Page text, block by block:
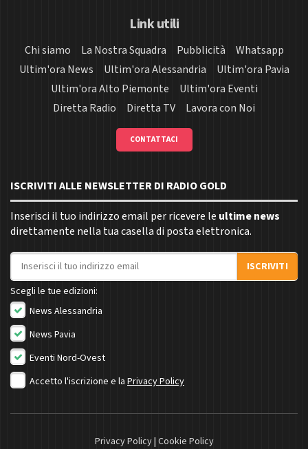
Link utili
Chi siamo La Nostra Squadra Pubblicità
Whatsapp
Ultim'ora News
Ultim'ora Alessandria
Ultim'ora Pavia
Ultim'ora Alto Piemonte
Ultim'ora Eventi
Diretta Radio
Diretta TV Lavora con Noi
CONTATTACI
ISCRIVITI ALLE NEWSLETTER DI RADIO GOLD
Inserisci il tuo indirizzo email per ricevere le ultime news
direttamente nella tua casella di posta elettronica.
Indirizzo email
ISCRIVITI
Scegli le tue edizioni:
News Alessandria
News Pavia
Eventi Nord-Ovest
Accetto l'iscrizione e la Privacy Policy
Privacy Policy| Cookie Policy